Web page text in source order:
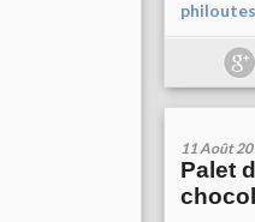
11 Août
Palet